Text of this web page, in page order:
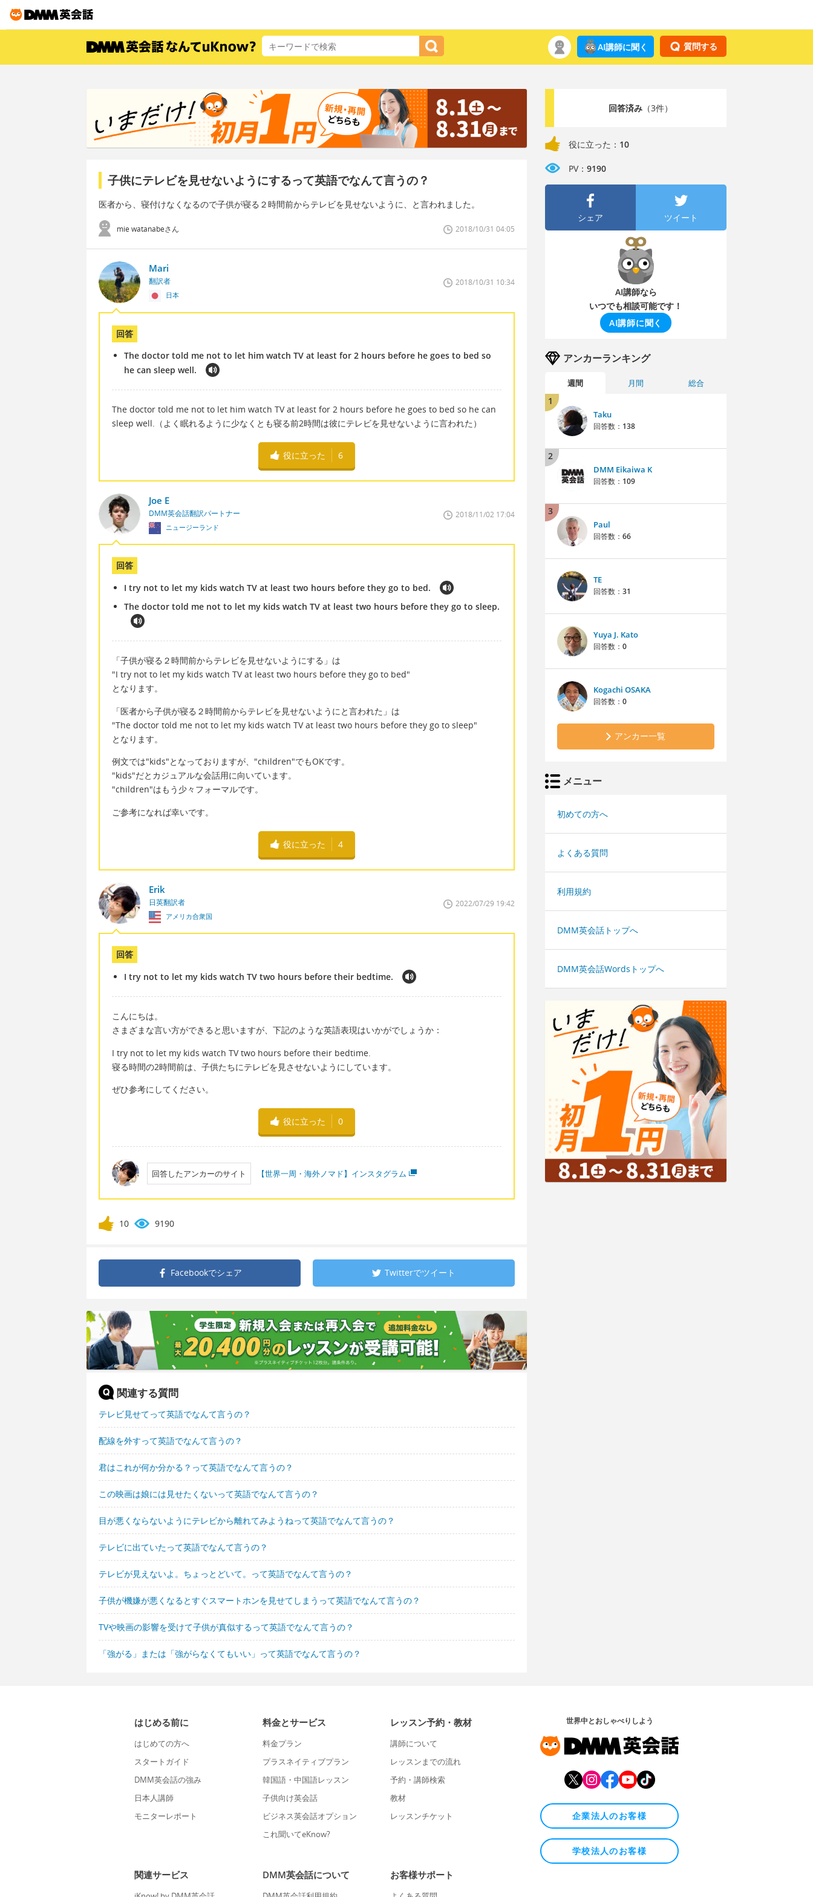
質問する
AI講師に聞く
子供にテレビを見せないようにするって英語でなんて言うの？
医者から、寝付けなくなるので子供が寝る２時間前からテレビを見せないように、と言われました。
mie watanabeさん 2018/10/31 04:05
Mari
翻訳者
日本
2018/10/31 10:34
回答
The doctor told me not to let him watch TV at least for 2 hours before he goes to bed so
he can sleep well.
The doctor told me not to let him watch TV at least for 2 hours before he goes to bed so he can
sleep well.（よく眠れるように少なくとも寝る前2時間は彼にテレビを見せないように言われた）
役に立った 6
Joe E
DMM英会話翻訳パートナー
ニュージーランド
2018/11/02 17:04
回答
I try not to let my kids watch TV at least two hours before they go to bed.
The doctor told me not to let my kids watch TV at least two hours before they go to sleep.
「子供が寝る２時間前からテレビを見せないようにする」は
"I try not to let my kids watch TV at least two hours before they go to bed"
となります。
「医者から子供が寝る２時間前からテレビを見せないようにと言われた」は
"The doctor told me not to let my kids watch TV at least two hours before they go to sleep"
となります。
例文では"kids"となっておりますが、"children"でもOKです。
"kids"だとカジュアルな会話用に向いています。
"children"はもう少々フォーマルです。
ご参考になれば幸いです。
役に立った 4
Erik
日英翻訳者
アメリカ合衆国
2022/07/29 19:42
回答
I try not to let my kids watch TV two hours before their bedtime.
こんにちは。
さまざまな言い方ができると思いますが、下記のような英語表現はいかがでしょうか：
I try not to let my kids watch TV two hours before their bedtime.
寝る時間の2時間前は、子供たちにテレビを見させないようにしています。
ぜひ参考にしてください。
役に立った 0
回答したアンカーのサイト 【世界一周・海外ノマド】インスタグラム
10 9190
Facebookでシェア Twitterでツイート
関連する質問
テレビ見せてって英語でなんて言うの？
配線を外すって英語でなんて言うの？
君はこれが何か分かる？って英語でなんて言うの？
この映画は娘には見せたくないって英語でなんて言うの？
目が悪くならないようにテレビから離れてみようねって英語でなんて言うの？
テレビに出ていたって英語でなんて言うの？
テレビが見えないよ。ちょっとどいて。って英語でなんて言うの？
子供が機嫌が悪くなるとすぐスマートホンを見せてしまうって英語でなんて言うの？
TVや映画の影響を受けて子供が真似するって英語でなんて言うの？
「強がる」または「強がらなくてもいい」って英語でなんて言うの？
回答済み（3件）
役に立った： 10
PV： 9190
シェア ツイート
AI講師なら
いつでも相談可能です！
AI講師に聞く
アンカーランキング
週間 月間 総合
1
Taku
回答数： 138
2
DMM Eikaiwa K
回答数： 109
3
Paul
回答数： 66
TE
回答数： 31
Yuya J. Kato
回答数： 0
Kogachi OSAKA
回答数： 0
アンカー一覧
メニュー
初めての方へ
よくある質問
利用規約
DMM英会話トップへ
DMM英会話Wordsトップへ
はじめる前に
はじめての方へ
スタートガイド
DMM英会話の強み
日本人講師
モニターレポート
料金とサービス
料金プラン
プラスネイティブプラン
韓国語・中国語レッスン
子供向け英会話
ビジネス英会話オプション
これ聞いてeKnow?
レッスン予約・教材
講師について
レッスンまでの流れ
予約・講師検索
教材
レッスンチケット
関連サービス DMM英会話について お客様サポート
世界中とおしゃべりしよう
企業法人のお客様
学校法人のお客様